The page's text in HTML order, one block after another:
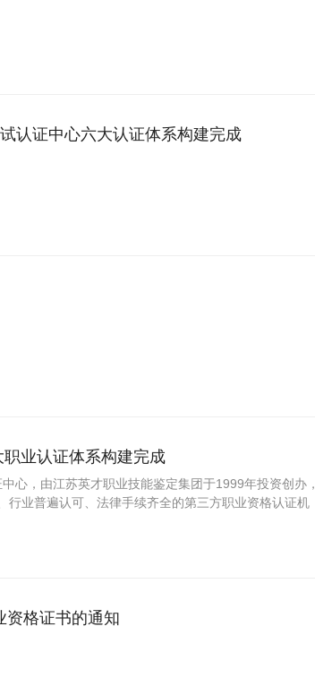
认证中心六大认证体系构建完成
业认证体系构建完成
心，由江苏英才职业技能鉴定集团于1999年投资创办，
行业普遍认可、法律手续齐全的第三方职业资格认证机
资格证书的通知